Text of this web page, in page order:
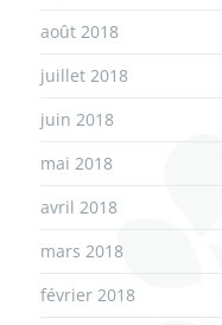
août 2018
juillet 2018
juin 2018
mai 2018
avril 2018
mars 2018
février 2018